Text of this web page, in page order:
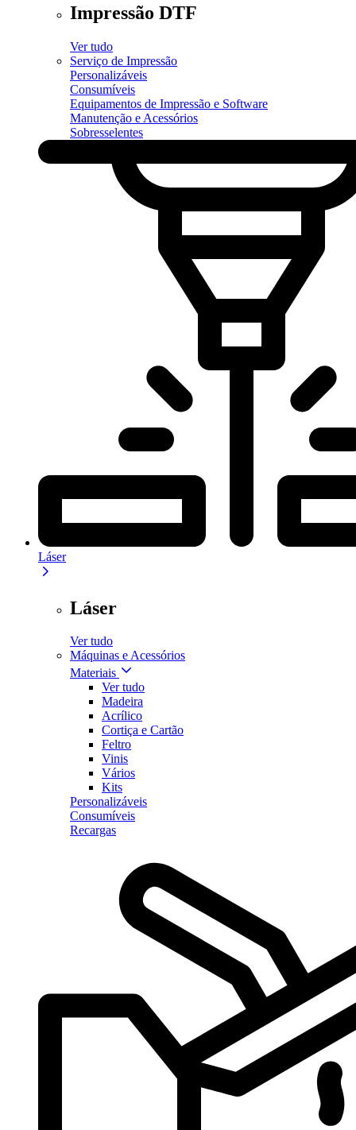
Impressão DTF
Ver tudo
Serviço de Impressão
Personalizáveis
Consumíveis
Equipamentos de Impressão e Software
Manutenção e Acessórios
Sobresselentes
Láser
Láser
Ver tudo
Máquinas e Acessórios
Materiais
Ver tudo
Madeira
Acrílico
Cortiça e Cartão
Feltro
Vinis
Vários
Kits
Personalizáveis
Consumíveis
Recargas